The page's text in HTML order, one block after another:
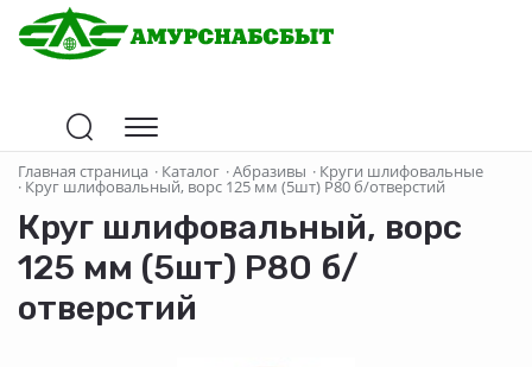
Главная страница · Каталог ·Абразивы · Круги шлифовальные
· Круг шлифовальный, ворс 125 мм (5шт) Р80 б/отверстий
Круг шлифовальный, ворс
125 мм (5шт) Р80 б/
отверстий